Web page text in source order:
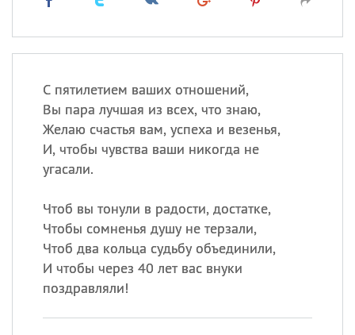
С пятилетием ваших отношений,
Вы пара лучшая из всех, что знаю,
Желаю счастья вам, успеха и везенья,
И, чтобы чувства ваши никогда не
угасали.
Чтоб вы тонули в радости, достатке,
Чтобы сомненья душу не терзали,
Чтоб два кольца судьбу объединили,
И чтобы через 40 лет вас внуки
поздравляли!